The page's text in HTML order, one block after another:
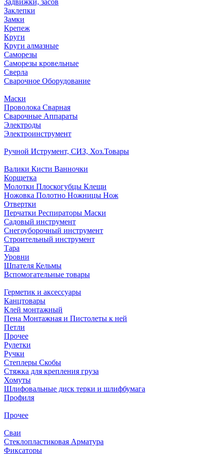
Заклепки
Замки
Крепеж
Круги
Круги алмазные
Саморезы
Саморезы кровельные
Сверла
Сварочное Оборудование
Маски
Проволока Сварная
Сварочные Аппараты
Электроды
Электроинструмент
Ручной Иструмент, СИЗ, Хоз.Товары
Валики Кисти Ванночки
Корщетка
Молотки Плоскогубцы Клещи
Ножовка Полотно Ножницы Нож
Отвертки
Перчатки Респираторы Маски
Садовый инструмент
Снегоуборочный инструмент
Строительный инструмент
Тара
Уровни
Шпателя Кельмы
Вспомогательные товары
Герметик и аксессуары
Канцтовары
Клей монтажный
Пена Монтажная и Пистолеты к ней
Петли
Прочее
Рулетки
Ручки
Степлеры Скобы
Стяжка для крепления груза
Хомуты
Шлифовальные диск терки и шлифбумага
Профиля
Прочее
Сваи
Стеклопластиковая Арматура
Фиксаторы